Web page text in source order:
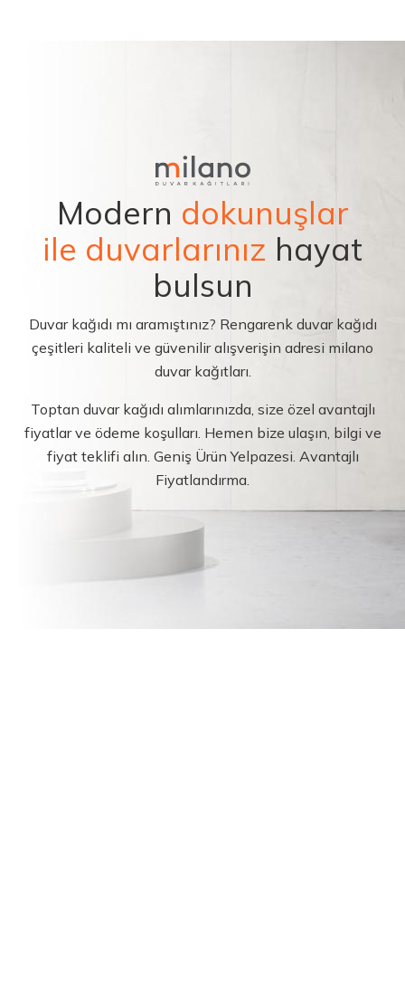
Modern dokunuşlar
ile duvarlarınız hayat
bulsun
Duvar kağıdı mı aramıştınız? Rengarenk duvar kağıdı
çeşitleri kaliteli ve güvenilir alışverişin adresi milano
duvar kağıtları.
Toptan duvar kağıdı alımlarınızda, size özel avantajlı
fiyatlar ve ödeme koşulları. Hemen bize ulaşın, bilgi ve
fiyat teklifi alın. Geniş Ürün Yelpazesi. Avantajlı
Fiyatlandırma.